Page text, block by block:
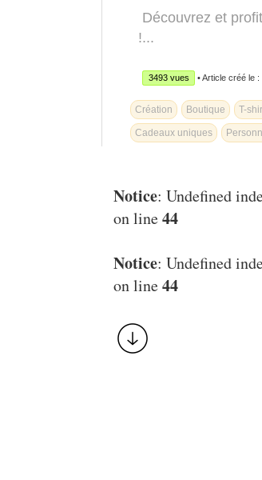
Découvrez et
!...
3493 vues • Article créé le
Création Boutique T-
Cadeaux uniques
Notice: Undefined
on line44
Notice: Undefined
on line44